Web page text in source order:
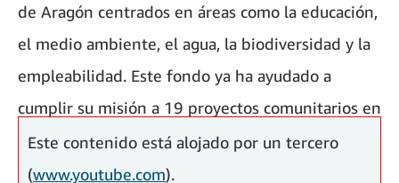
de Aragón centrados en áreas como la educación,
el medio ambiente, el agua, la biodiversidad y la
empleabilidad. Este fondo ya ha ayudado a
cumplir su misión a 19 proyectos comunitarios en
Aragón.
Este contenido está alojado por un tercero
(www.youtube.com).